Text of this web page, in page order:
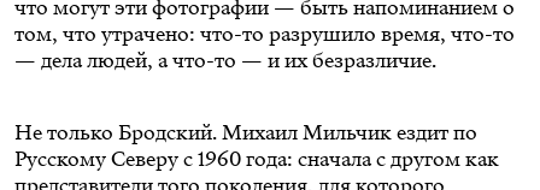
что могут эти фотографии — быть напоминанием о
том, что утрачено: что-то разрушило время, что-то
— дела людей, а что-то — и их безразличие.
Не только Бродский. Михаил Мильчик ездит по
Русскому Северу с 1960 года: сначала с другом как